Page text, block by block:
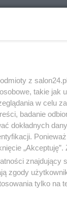
z
takie jak
w celu
badanie
dokładnych
znajdujący
zgody
tylko na